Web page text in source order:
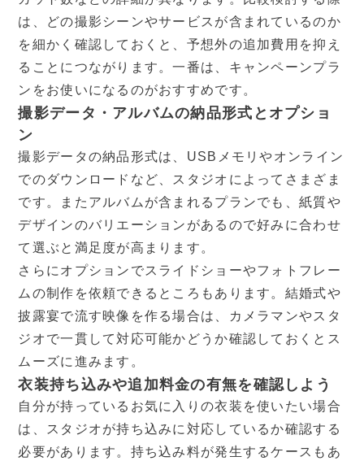
は、どの撮影シーンやサービスが含まれているのか
を細かく確認しておくと、予想外の追加費用を抑え
ることにつながります。一番は、キャンペーンプラ
ンをお使いになるのがおすすめです。
撮影データ・アルバムの納品形式とオプショ
ン
撮影データの納品形式は、USBメモリやオンライン
でのダウンロードなど、スタジオによってさまざま
です。またアルバムが含まれるプランでも、紙質や
デザインのバリエーションがあるので好みに合わせ
て選ぶと満足度が高まります。
さらにオプションでスライドショーやフォトフレー
ムの制作を依頼できるところもあります。結婚式や
披露宴で流す映像を作る場合は、カメラマンやスタ
ジオで一貫して対応可能かどうか確認しておくとス
ムーズに進みます。
衣装持ち込みや追加料金の有無を確認しよう
自分が持っているお気に入りの衣装を使いたい場合
は、スタジオが持ち込みに対応しているか確認する
必要があります。持ち込み料が発生するケースもあ